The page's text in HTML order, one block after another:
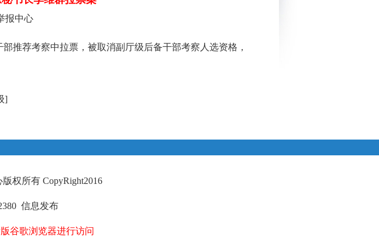
报中心
推荐考察中拉票，被取消副厅级后备干部考察人选资格，
]
权所有 CopyRight2016
信息发布
谷歌浏览器进行访问